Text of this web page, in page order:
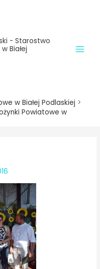
- Starostwo
Białej
w Białej Podlaskiej >
Powiatowe w